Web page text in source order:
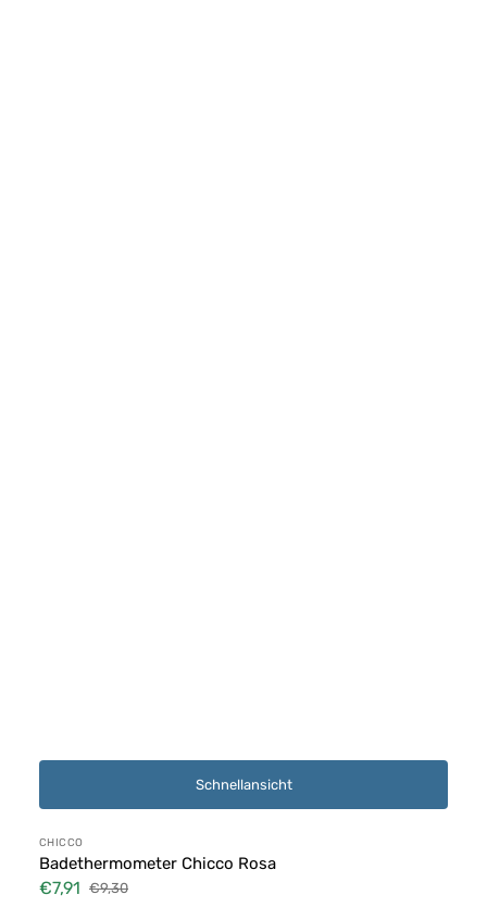
Schnellansicht
Anbieter:
CHICCO
Badethermometer Chicco Rosa
Verkaufspreis
€7,91
Normaler
€9,30